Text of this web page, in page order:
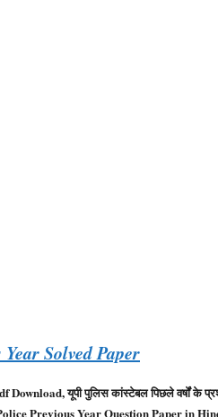
Solved Paper
यूपी पुलिस कांस्टेबल पिछले वर्षों के
Previous Year Question Paper in